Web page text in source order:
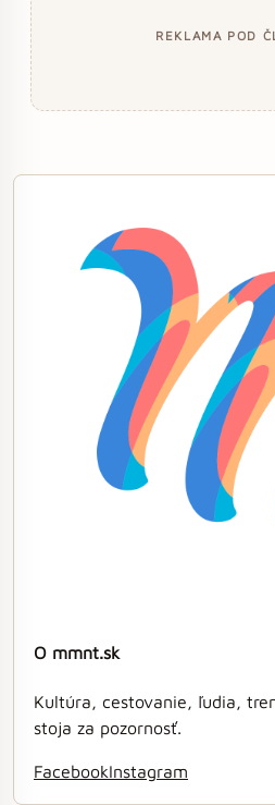
REKLAMA POD
O mmnt.sk
Kultúra, cestovanie, ľudia,
stoja za pozornosť.
FacebookInstagram